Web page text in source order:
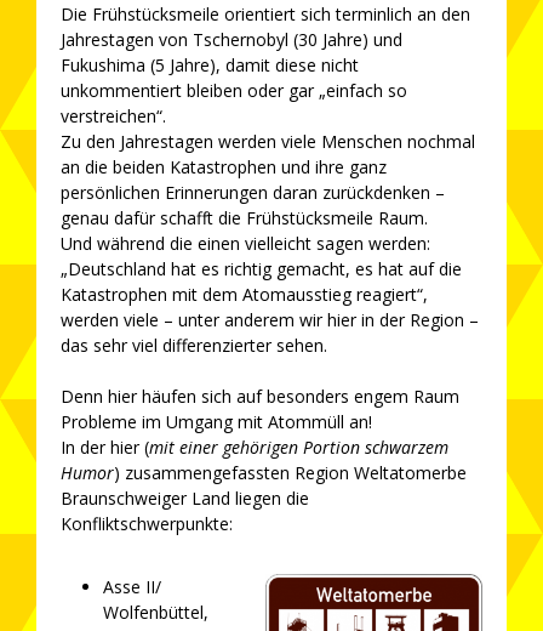
Die Frühstücksmeile orientiert sich terminlich an den
Jahrestagen von Tschernobyl (30 Jahre) und
Fukushima (5 Jahre), damit diese nicht
unkommentiert bleiben oder gar „einfach so
verstreichen“.
Zu den Jahrestagen werden viele Menschen nochmal
an die beiden Katastrophen und ihre ganz
persönlichen Erinnerungen daran zurückdenken –
genau dafür schafft die Frühstücksmeile Raum.
Und während die einen vielleicht sagen werden:
„Deutschland hat es richtig gemacht, es hat auf die
Katastrophen mit dem Atomausstieg reagiert“,
werden viele – unter anderem wir hier in der Region –
das sehr viel differenzierter sehen.
Denn hier häufen sich auf besonders engem Raum
Probleme im Umgang mit Atommüll an!
In der hier (mit einer gehörigen Portion schwarzem
Humor) zusammengefassten Region Weltatomerbe
Braunschweiger Land liegen die
Konfliktschwerpunkte:
Asse II/
Wolfenbüttel,